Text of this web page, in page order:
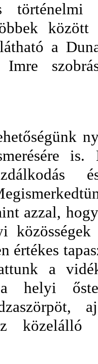
történelmi
között
a
azzal,
értékes
a
a helyi